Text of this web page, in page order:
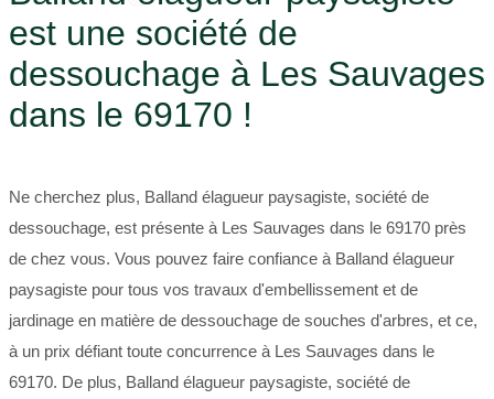
est une société de
dessouchage à Les Sauvages
dans le 69170 !
Ne cherchez plus, Balland élagueur paysagiste, société de
dessouchage, est présente à Les Sauvages dans le 69170 près
de chez vous. Vous pouvez faire confiance à Balland élagueur
paysagiste pour tous vos travaux d'embellissement et de
jardinage en matière de dessouchage de souches d'arbres, et ce,
à un prix défiant toute concurrence à Les Sauvages dans le
69170. De plus, Balland élagueur paysagiste, société de